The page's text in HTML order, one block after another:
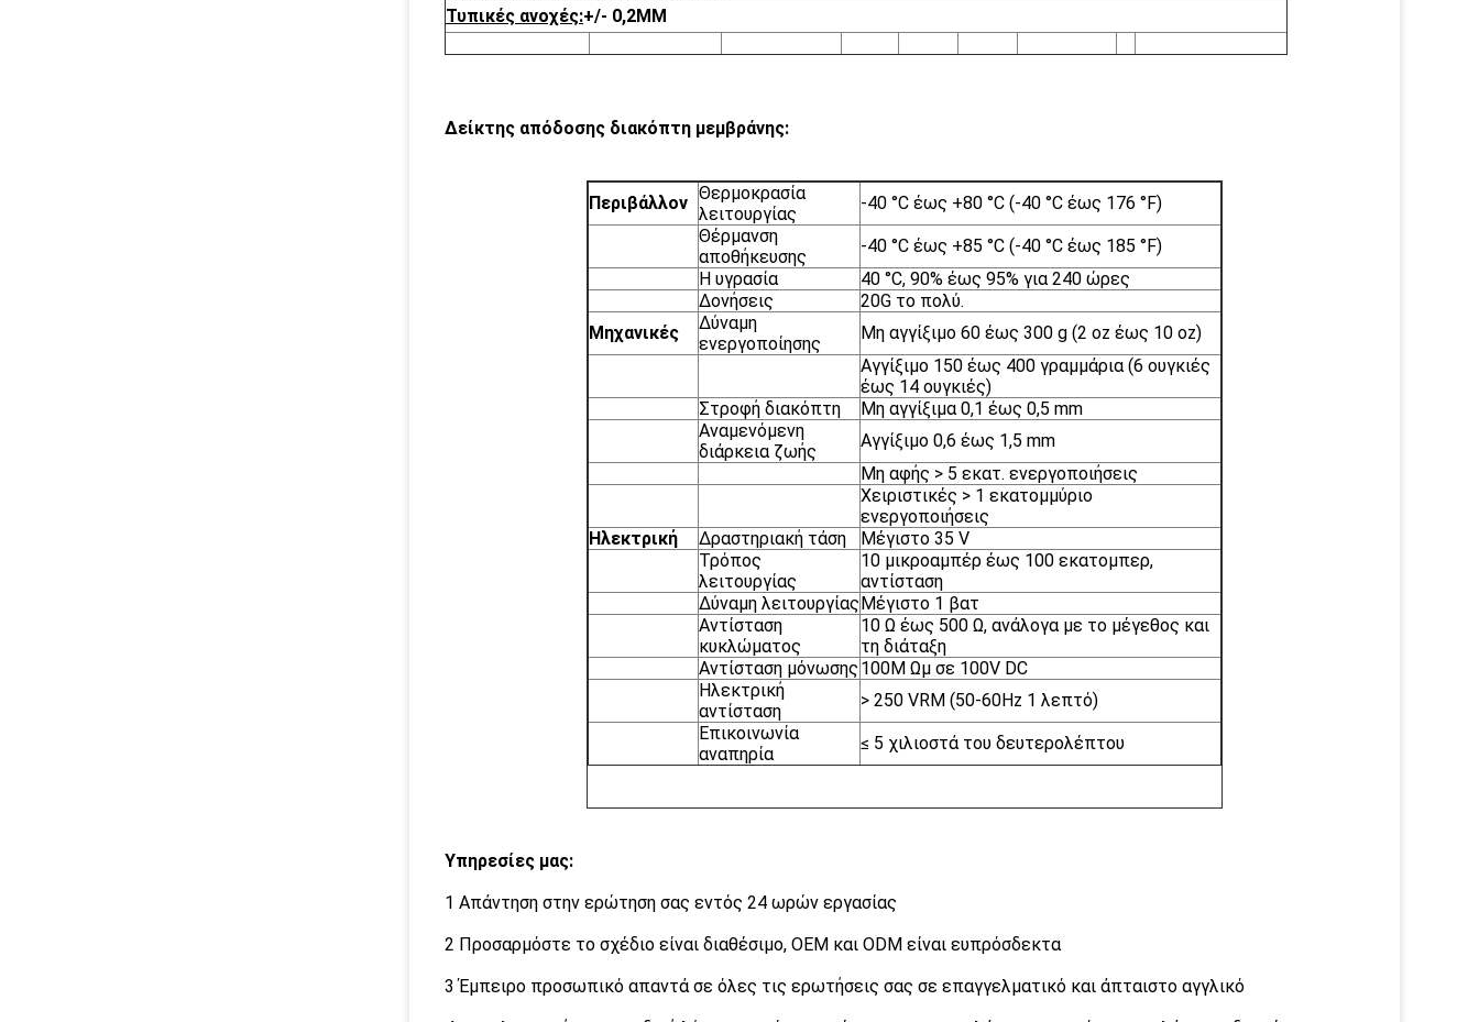
Τυπικές ανοχές:+/- 0,2MM
Δείκτης απόδοσης διακόπτη μεμβράνης:
Περιβάλλον Θερμοκρασία
λειτουργίας
-40 °C έως +80 °C (-40 °C έως 176 °F)
Θέρμανση
αποθήκευσης
-40 °C έως +85 °C (-40 °C έως 185 °F)
Η υγρασία
40 °C, 90% έως 95% για 240 ώρες
Δονήσεις
20G το πολύ.
Μηχανικές
Δύναμη
ενεργοποίησης
Μη αγγίξιμο 60 έως 300 g (2 oz έως 10 oz)
Αγγίξιμο 150 έως 400 γραμμάρια (6 ουγκιές
έως 14 ουγκιές)
Στροφή διακόπτη
Μη αγγίξιμα 0,1 έως 0,5 mm
Αναμενόμενη
διάρκεια ζωής
Αγγίξιμο 0,6 έως 1,5 mm
Μη αφής > 5 εκατ. ενεργοποιήσεις
Χειριστικές > 1 εκατομμύριο
ενεργοποιήσεις
Ηλεκτρική
Δραστηριακή τάση
Μέγιστο 35 V
Τρόπος
λειτουργίας
10 μικροαμπέρ έως 100 εκατομπερ,
αντίσταση
Δύναμη λειτουργίαςΜέγιστο 1 βατ
Αντίσταση
κυκλώματος
10 Ω έως 500 Ω, ανάλογα με το μέγεθος και
τη διάταξη
Αντίσταση μόνωσης 100M Ωμ σε 100V DC
Ηλεκτρική
αντίσταση
> 250 VRM (50-60Hz 1 λεπτό)
Επικοινωνία
αναπηρία
≤ 5 χιλιοστά του δευτερολέπτου
Υπηρεσίες μας:
1 Απάντηση στην ερώτηση σας εντός 24 ωρών εργασίας
2 Προσαρμόστε το σχέδιο είναι διαθέσιμο, OEM και ODM είναι ευπρόσδεκτα
3 Έμπειρο προσωπικό απαντά σε όλες τις ερωτήσεις σας σε επαγγελματικό και άπταιστο αγγλικό